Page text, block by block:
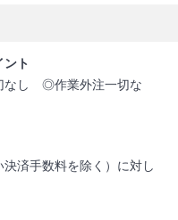
ント
し ◎作業外注一切な
済手数料を除く）に対し